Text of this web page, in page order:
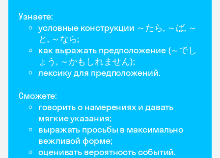
Узнаете:
условные конструкции ～たら, ～ば, ～
と, ～なら;
как выражать предположение (～でし
ょう, ～かもしれません);
лексику для предположений.
Сможете:
говорить о намерениях и давать
мягкие указания;
выражать просьбы в максимально
вежливой форме;
оценивать вероятность событий.